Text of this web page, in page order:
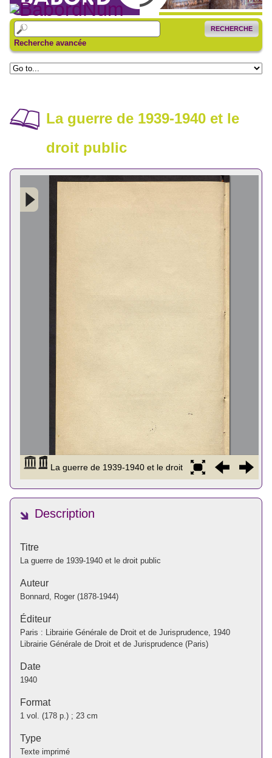
RECHERCHE
Recherche avancée
La guerre de 1939-1940 et le
droit public
Description
Titre
La guerre de 1939-1940 et le droit public
Auteur
Bonnard, Roger (1878-1944)
Éditeur
Paris : Librairie Générale de Droit et de Jurisprudence, 1940
Librairie Générale de Droit et de Jurisprudence (Paris)
Date
1940
Format
1 vol. (178 p.) ; 23 cm
Type
Texte imprimé